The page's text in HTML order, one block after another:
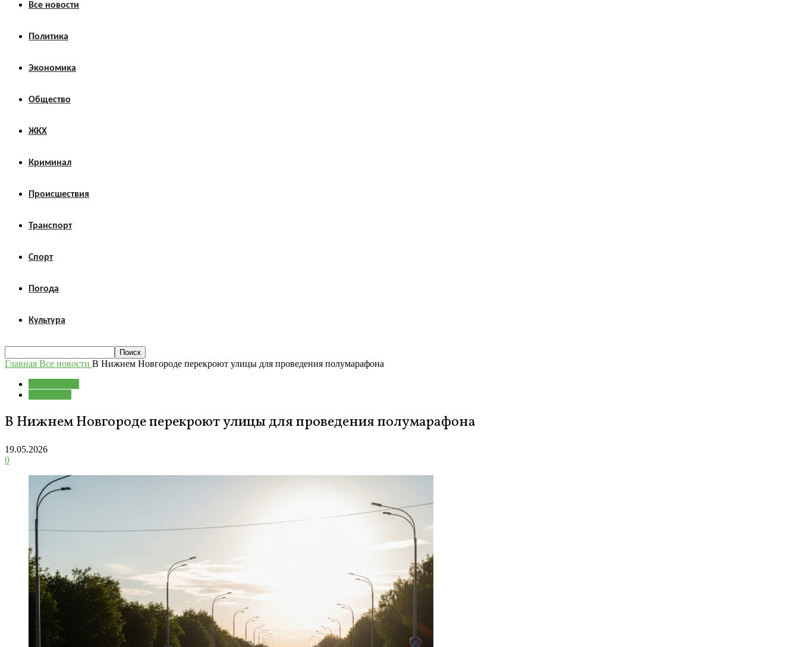
Все новости
Политика
Экономика
Общество
ЖКХ
Криминал
Происшествия
Транспорт
Спорт
Погода
Культура
Главная Все новости В Нижнем Новгороде перекроют улицы для проведения полумарафона
В Нижнем Новгороде перекроют улицы для проведения полумарафона
19.05.2026
0